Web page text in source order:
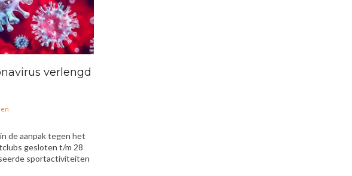
verlengd
de aanpak tegen het
gesloten t/m 28
sportactiviteiten